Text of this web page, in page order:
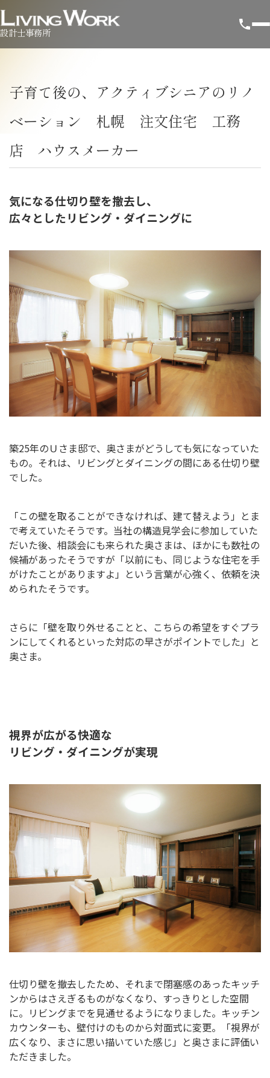
設計士事務所
子育て後の、アクティブシニアのリノ
ベーション 札幌 注文住宅 工務
店 ハウスメーカー
気になる仕切り壁を撤去し、
広々としたリビング・ダイニングに
築25年のＵさま邸で、奥さまがどうしても気になっていた
もの。それは、リビングとダイニングの間にある仕切り壁
でした。
「この壁を取ることができなければ、建て替えよう」とま
で考えていたそうです。当社の構造見学会に参加していた
だいた後、相談会にも来られた奥さまは、ほかにも数社の
候補があったそうですが「以前にも、同じような住宅を手
がけたことがありますよ」という言葉が心強く、依頼を決
められたそうです。
さらに「壁を取り外せることと、こちらの希望をすぐプラ
ンにしてくれるといった対応の早さがポイントでした」と
奥さま。
視界が広がる快適な
リビング・ダイニングが実現
仕切り壁を撤去したため、それまで閉塞感のあったキッチ
ンからはさえぎるものがなくなり、すっきりとした空間
に。リビングまでを見通せるようになりました。キッチン
カウンターも、壁付けのものから対面式に変更。「視界が
広くなり、まさに思い描いていた感じ」と奥さまに評価い
ただきました。